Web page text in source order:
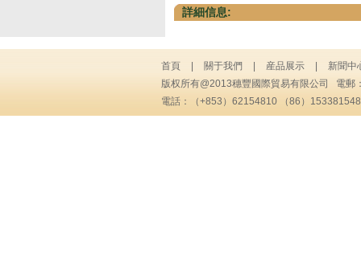
詳細信息:
首頁 關于我們 産品展示
新聞中
版权所有@2013穗豐國際貿易有限公司 電郵
電話：（+853）62154810 （86）